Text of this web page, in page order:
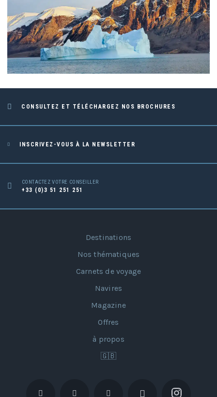
CONSULTEZ ET TÉLÉCHARGEZ NOS BROCHURES
INSCRIVEZ-VOUS À LA NEWSLETTER
CONTACTEZ VOTRE CONSEILLER
+33 (0)3 51 251 251
Destinations
Nos thématiques
Carnets de voyage
Navires
Magazine
Offres
à propos
🇬🇧